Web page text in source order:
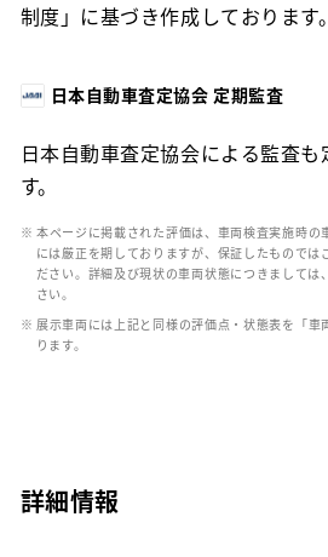
制度」に基づき作成しております。
日本自動車査定協会 定期監査
日本自動車査定協会による監査
す。
※ 本ページに掲載された評価は、車両検査実施時の
には厳正を期しておりますが、保証したものでは
ださい。詳細及び現状の車両状態につきましては
さい。
※ 展示車両には上記と同様の評価点・状態表を「車
ります。
詳細情報